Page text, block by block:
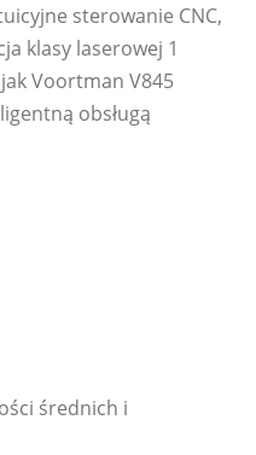
sterowanie CNC,
klasy laserowej 1
Voortman V845
obsługą
średnich i